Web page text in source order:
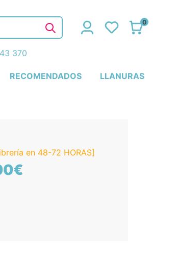
RECOMENDADOS LLANURAS
0
370
en 48-72 HORAS]